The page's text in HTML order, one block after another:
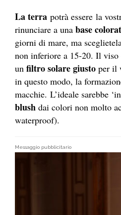
La terra potrà essere la
rinunciare a una base
giorni di mare, ma
non inferiore a 15-20. Il viso
un filtro solare giusto per il
in questo modo, la
macchie. L’ideale sarebbe
blush dai colori non molto
waterproof).
Messaggio pubblicitario